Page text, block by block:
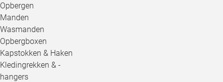
Opbergen
Manden
Wasmanden
Opbergboxen
Kapstokken & Haken
Kledingrekken & -
hangers